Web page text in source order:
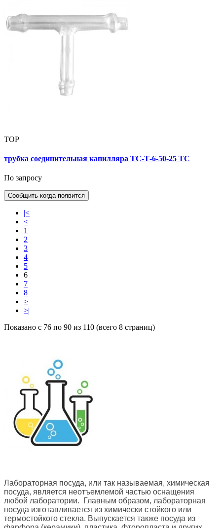
TOP
трубка соединительная капилляра ТС-Т-6-50-25 ТС
По запросу
Сообщить когда появится
|<
<
1
2
3
4
5
6
7
8
>
>|
Показано с 76 по 90 из 110 (всего 8 страниц)
Лабораторная посуда, или так называемая, химическая
посуда, является неотъемлемой частью оснащения
любой лаборатории. Главным образом, лабораторная
посуда изготавливается из химически стойкого или
термостойкого стекла. Выпускается также посуда из